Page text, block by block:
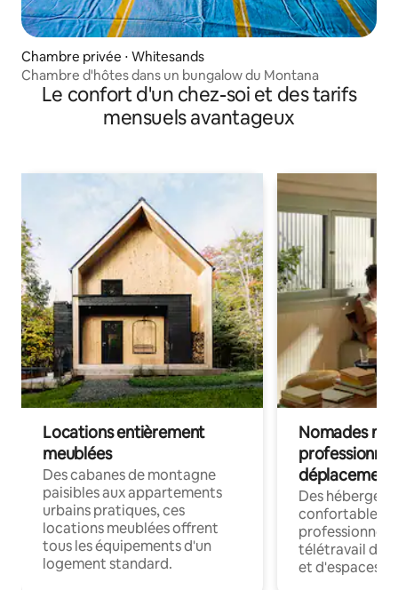
Chambre privée ⋅ Whitesands
Chambre d'hôtes dans un bungalow du Montana
Le confort d'un chez-soi et des tarifs
mensuels avantageux
Locations entièrement
meublées
Des cabanes de montagne
paisibles aux appartements
urbains pratiques, ces
locations meublées offrent
tous les équipements d'un
logement standard.
Nomades
déplacement
Des
confortables
professionnels
télétravail
et d'espaces